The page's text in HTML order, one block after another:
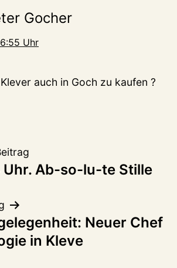
Gocher
Uhr
auch in Goch zu kaufen ?
Uhr. Ab-so-lu-te Stille
Neuer Chef
in Kleve